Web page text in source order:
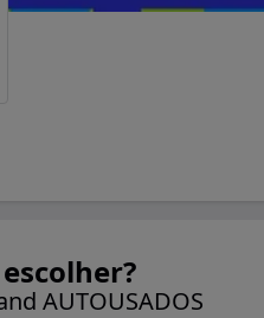
AUTOUSADOS